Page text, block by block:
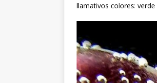
llamativos colores: